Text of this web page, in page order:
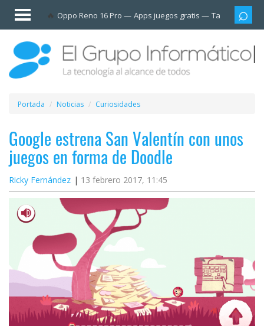
Oppo Reno 16 Pro Apps juegos gratis Tarjetas
Invitado
Iniciar
sesión /
Registrarse
Esenciales
Móviles
Ofertas
Apps
Redes
sociales
Plataformas
streaming
Operadores
Portada Noticias Curiosidades
Google estrena San Valentín con unos
juegos en forma de Doodle
Ricky Fernández 13 febrero 2017, 11:45